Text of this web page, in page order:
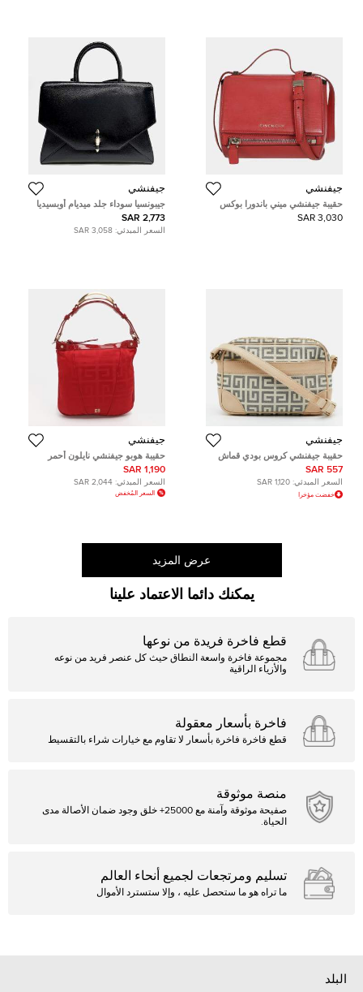
جيفنشي
حقيبة جيفنشي ميني باندورا بوكس
3,030 SAR
جيفنشي
جيبونسيا سوداء جلد ميديام أوبسيديا
2,773 SAR
السعر المبدئي: 3,058 SAR
جيفنشي
حقيبة جيفنشي كروس بودي قماش
مطلي وجلد بيج/ رمادي بالشعار
557 SAR
السعر المبدئي: 1,120 SAR
خفضت مؤخرا
جيفنشي
حقيبة هوبو جيفنشي نايلون أحمر
مونوغرام وجلد لامع
1,190 SAR
السعر المبدئي: 2,044 SAR
السعر المُخفض
عرض المزيد
يمكنك دائما الاعتماد علينا
قطع فاخرة فريدة من نوعها
مجموعة فاخرة واسعة النطاق حيث كل عنصر فريد من نوعه
والأزياء الراقية
فاخرة بأسعار معقولة
قطع فاخرة فاخرة بأسعار لا تقاوم مع خيارات شراء بالتقسيط
منصة موثوقة
صفيحة موثوقة وآمنة مع 25000+ خلق وجود ضمان الأصالة مدى
الحياة.
تسليم ومرتجعات لجميع أنحاء العالم
ما تراه هو ما ستحصل عليه ، وإلا ستسترد الأموال
البلد